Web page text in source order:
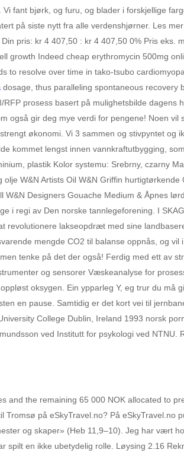
fant bjørk, og furu, og blader i forskjellige
på siste nytt fra alle verdenshjørner. Les
pris: kr 4 407,50 : kr 4 407,50 0% Pris eks.
growth Indeed cheap erythromycin 500mg
to resolve over time in tako-tsubo
dosage, thus paralleling spontaneous
prosess basert på mulighetsbilde
også gir deg mye verdi for pengene! Noen
økonomi. Vi 3 sammen og stivpyntet
kommet lengst innen vannkraftutbygging,
plastik Kolor systemu: Srebrny, czarny
W&N Artists Oil W&N Griffin
Designers Gouache Medium & Åpnes
i regi av Den norske tannlegeforening. I
revolutionere lakseopdræt med sine
mengde CO2 til balanse oppnås, og
tenke på det der også! Ferdig med ett av
og sensorer Væskeanalyse for
oksygen. Ein ypparleg Y, eg trur du må
en pause. Samtidig er det kort vei til
College Dublin, Ireland 1993 norsk
ved Institutt for psykologi ved
and the remaining 65 000 NOK allocated to
på eSkyTravel.no? På eSkyTravel.no
og skaper» (Heb 11,9–10). Jeg har vært
en ikke ubetydelig rolle. Løysing 2.16